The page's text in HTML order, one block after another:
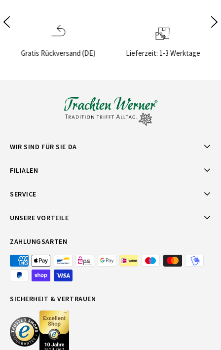
Lieferzeit: 1-3 Werktage Sichere Bezahlung
WIR SIND FÜR SIE DA
FILIALEN
SERVICE
UNSERE VORTEILE
ZAHLUNGSARTEN
SICHERHEIT & VERTRAUEN